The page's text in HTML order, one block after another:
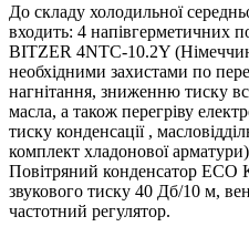
До складу холодильної
входить: 4 напівгерметичних
BITZER 4NTC-10.2Y
необхідними захистами по
нагнітання, зниженню тиску
масла, а також перегріву
тиску конденсації ,
комплект хладонової
Повітряний конденсатор ECO
звукового тиску 40 Дб/10 м,
частотний регулятор.